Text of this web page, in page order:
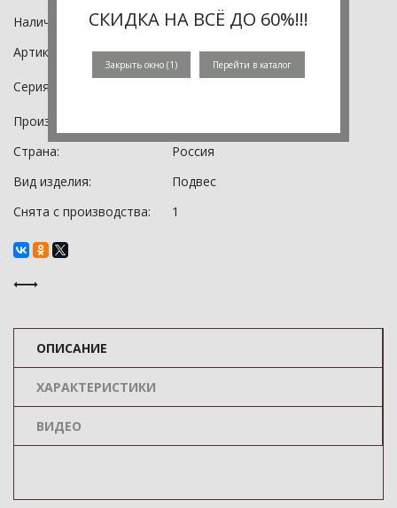
Наличие:
- шт.
Артикул:
14.03.6.d35.Br.L
Серия:
Производитель:
Страна:
Россия
Вид изделия:
Подвес
Снята с производства:
1
ОПИСАНИЕ
ХАРАКТЕРИСТИКИ
ВИДЕО
СКИДКА НА ВСЁ ДО 60%!!!
Закрыть окно (1 ) Перейти в каталог